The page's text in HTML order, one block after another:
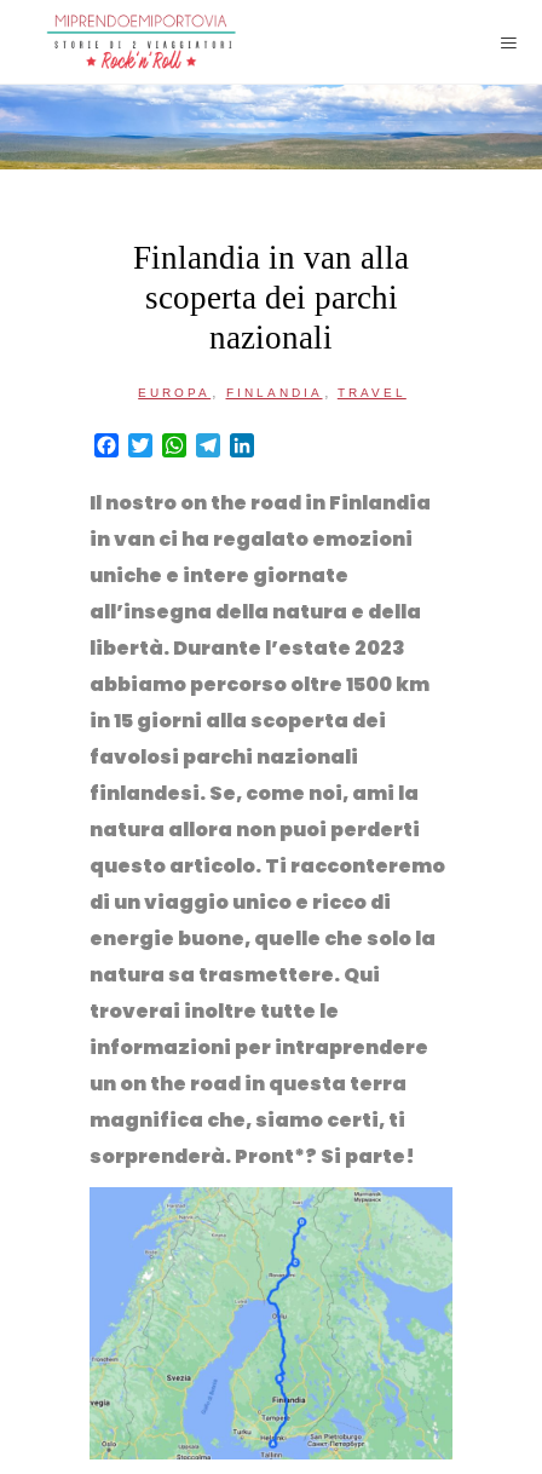
Finlandia in van alla
scoperta dei parchi
nazionali
EUROPA , FINLANDIA , TRAVEL
Facebook
TwitterWhatsApp
Telegram
Il nostroon the road in Finlandia
in vanci ha regalato emozioni
uniche e intere giornate
all’insegna della natura e della
libertà. Durante l’estate 2023
abbiamo percorso oltre 1500 km
in 15 giorni alla scoperta dei
favolosi parchi nazionali
finlandesi. Se, come noi, ami la
natura allora non puoi perderti
questo articolo. Ti racconteremo
di un viaggio unico e ricco di
energie buone, quelle che solo la
natura sa trasmettere. Qui
troverai inoltre tutte le
informazioni per intraprendere
un on the road in questa terra
magnifica che, siamo certi, ti
sorprenderà. Pront*? Si parte!